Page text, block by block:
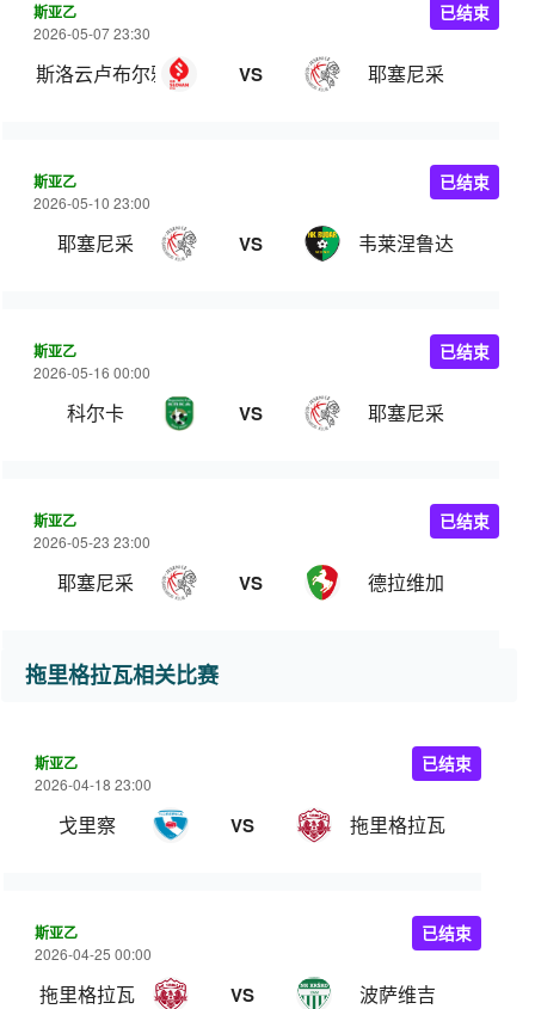
斯亚乙
2026-05-07 23:30
斯洛云卢布尔雅那 VS 耶塞尼采
已结束
斯亚乙
2026-05-10 23:00
耶塞尼采 VS 韦莱涅鲁达
已结束
斯亚乙
2026-05-16 00:00
科尔卡 VS 耶塞尼采
已结束
斯亚乙
2026-05-23 23:00
耶塞尼采 VS 德拉维加
已结束
拖里格拉瓦相关比赛
斯亚乙
2026-04-18 23:00
戈里察 VS 拖里格拉瓦
已结束
斯亚乙
2026-04-25 00:00
拖里格拉瓦 VS 波萨维吉
已结束